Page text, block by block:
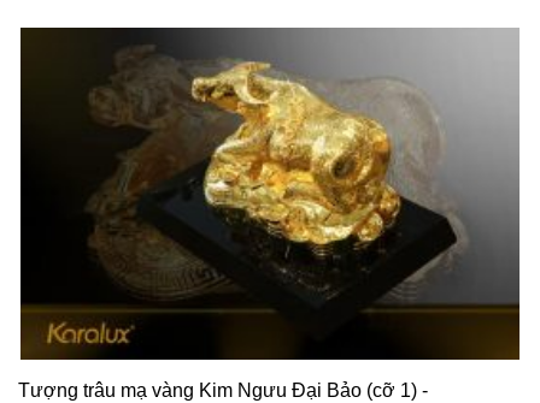
Tượng trâu mạ vàng Kim Ngưu Đại Bảo (cỡ 1) -